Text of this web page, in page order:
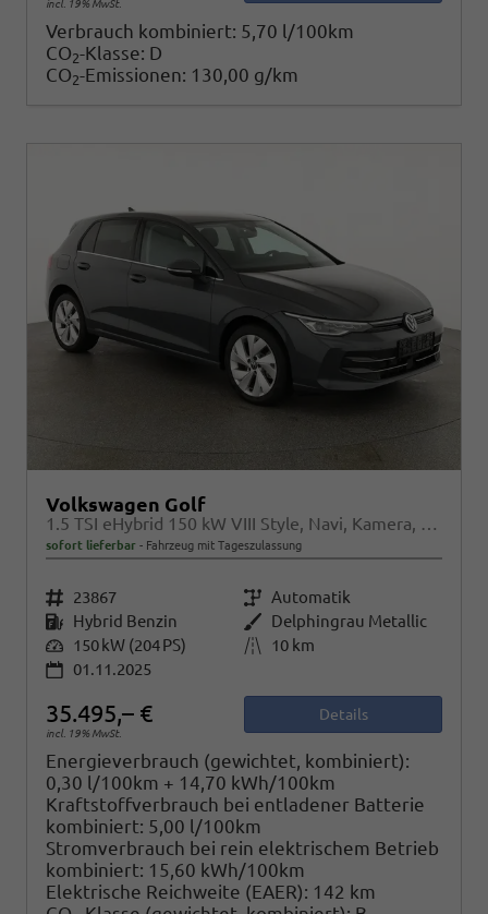
incl. 19% MwSt.
Verbrauch kombiniert: 5,70 l/100km
CO2-Klasse: D
CO2-Emissionen: 130,00 g/km
Volkswagen Golf
1.5 TSI eHybrid 150 kW VIII Style, Navi, Kamera, Side, LED-Plus
sofort lieferbar Fahrzeug mit Tageszulassung
Fahrzeugnr. 23867 Getriebe Automatik
Kraftstoff Hybrid Benzin Außenfarbe Delphingrau Metallic
Leistung 150 kW (204 PS) Kilometerstand
10 km
01.11.2025
35.495,– €
incl. 19% MwSt.
Details
Energieverbrauch (gewichtet, kombiniert):
0,30 l/100km + 14,70 kWh/100km
Kraftstoffverbrauch bei entladener Batterie
kombiniert: 5,00 l/100km
Stromverbrauch bei rein elektrischem Betrieb
kombiniert: 15,60 kWh/100km
Elektrische Reichweite (EAER): 142 km